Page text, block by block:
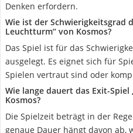
Denken erfordern.
Wie ist der Schwierigkeitsgrad
Leuchtturm“ von Kosmos?
Das Spiel ist für das
ausgelegt. Es eignet sich für
Spielen vertraut sind oder
Wie lange dauert das Exit-
Kosmos?
Die Spielzeit beträgt in der
genaue Dauer hängt davon ab,